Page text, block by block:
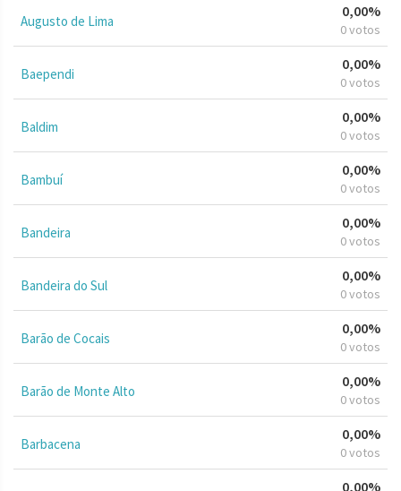
Augusto de Lima
0,00%
0 votos
Baependi
0,00%
0 votos
Baldim
0,00%
0 votos
Bambuí
0,00%
0 votos
Bandeira
0,00%
0 votos
Bandeira do Sul
0,00%
0 votos
Barão de Cocais
0,00%
0 votos
Barão de Monte Alto
0,00%
0 votos
Barbacena
0,00%
0 votos
0,00%